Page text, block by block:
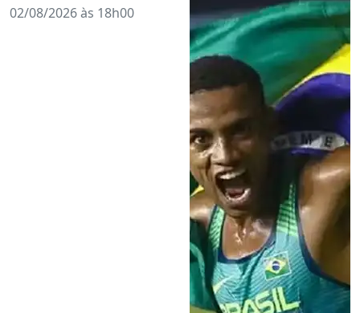
02/08/2026 às 18h00